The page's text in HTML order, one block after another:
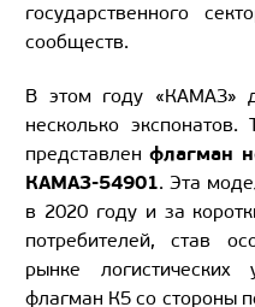
государственного
сообществ.
В этом году «КАМАЗ»
несколько
представлен флагман
КАМАЗ-54901. Эта
в 2020 году и за
потребителей, став
рынке
флагман К5 со стороны